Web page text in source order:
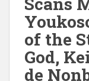
of the
God,
de